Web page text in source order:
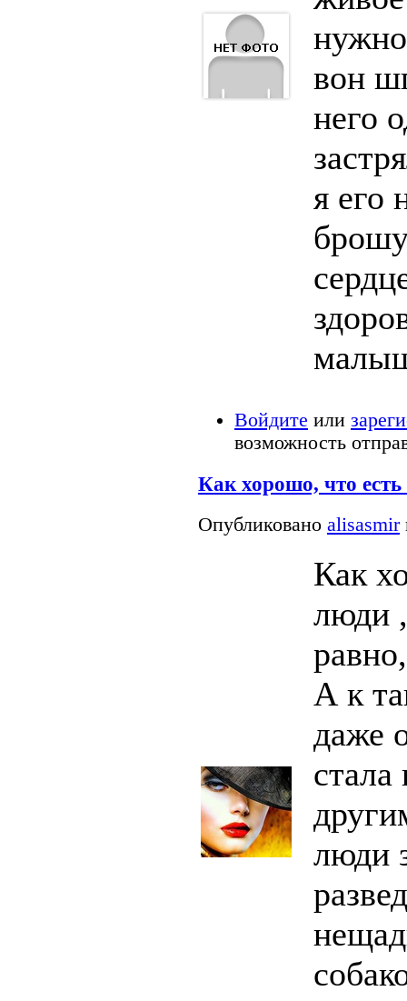
вон
него
я его
Войдите или
возможность
Как хорошо, что
Опубликовано alisasmir
Как
люди
А к
даже
стала
люди